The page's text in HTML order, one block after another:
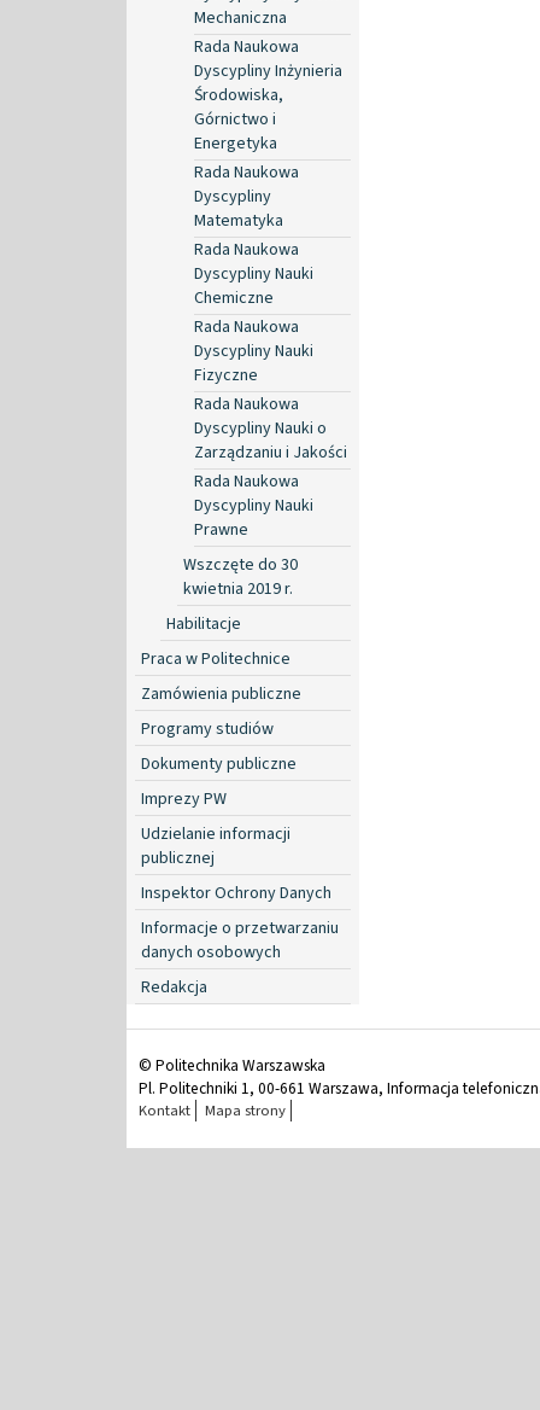
Mechaniczna
Rada Naukowa
Dyscypliny Inżynieria
Środowiska,
Górnictwo i
Energetyka
Rada Naukowa
Dyscypliny
Matematyka
Rada Naukowa
Dyscypliny Nauki
Chemiczne
Rada Naukowa
Dyscypliny Nauki
Fizyczne
Rada Naukowa
Dyscypliny Nauki o
Zarządzaniu i Jakości
Rada Naukowa
Dyscypliny Nauki
Prawne
Wszczęte do 30
kwietnia 2019 r.
Habilitacje
Praca w Politechnice
Zamówienia publiczne
Programy studiów
Dokumenty publiczne
Imprezy PW
Udzielanie informacji
publicznej
Inspektor Ochrony Danych
Informacje o przetwarzaniu
danych osobowych
Redakcja
© Politechnika Warszawska
Pl. Politechniki 1, 00-661 Warszawa, Informacja
Kontakt Mapa strony